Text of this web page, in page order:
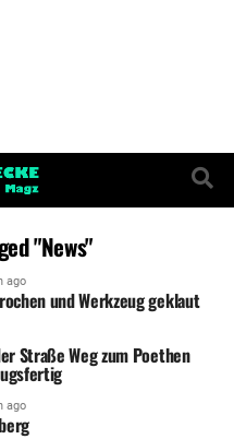
"News"
ago
und Werkzeug geklaut
Straße Weg zum Poethen
ago